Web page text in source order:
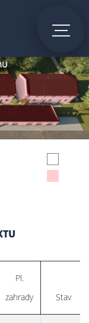
Pl.
zahrady
Stav